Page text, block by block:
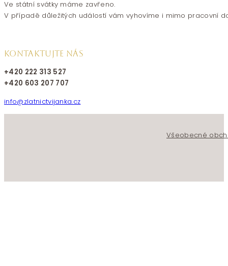
Ve státní svátky máme zavřeno.
V případě důležitých událostí vám vyhovíme i mimo pracovní
KONTAKTUJTE NÁS
+420 222 313 527
+420 603 207 707
info@zlatnictvijanka.cz
Všeobecné